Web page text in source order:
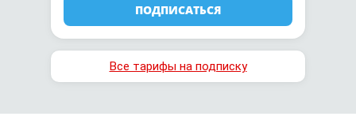
ПОДПИСАТЬСЯ
Все тарифы на подписку